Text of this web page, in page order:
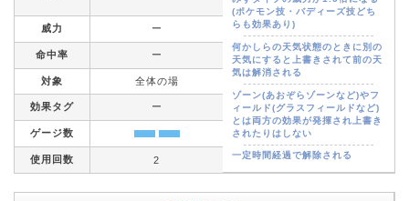
(ポケモン技・バディーズ技どち
らも効果あり)
何かしらの天気状態のときに別の
天気にすると上書きされて前の天
気は解消される
ゾーン(あおぞらゾーンなど)やフ
ィールド(グラスフィールドなど)
とは両方の効果が発揮され上書き
されたりはしない
一定時間経過で解除される
威力 ー
命中率 ー
対象 全体の場
効果タグ ー
ゲージ数
使用回数 2